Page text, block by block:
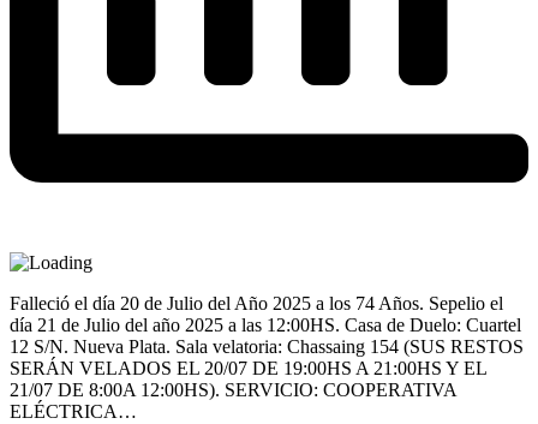
Falleció el día 20 de Julio del Año 2025 a los 74 Años. Sepelio el
día 21 de Julio del año 2025 a las 12:00HS. Casa de Duelo: Cuartel
12 S/N. Nueva Plata. Sala velatoria: Chassaing 154 (SUS RESTOS
SERÁN VELADOS EL 20/07 DE 19:00HS A 21:00HS Y EL
21/07 DE 8:00A 12:00HS). SERVICIO: COOPERATIVA
ELÉCTRICA…